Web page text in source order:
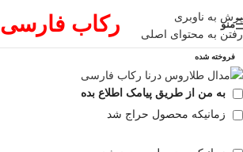
پرش به ناوبری
رفتن به محتوای اصلی
منو رکاب فارسی
فروخته شده
به من از طریق پیامک اطلاع بده
زمانیکه محصول حراج شد